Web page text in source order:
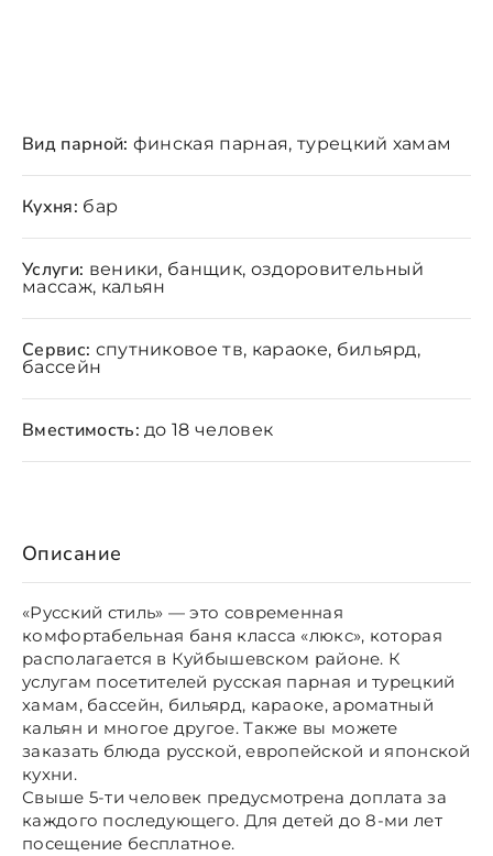
Описание
«Русский стиль» — это современная
комфортабельная баня класса «люкс», которая
располагается в Куйбышевском районе. К
услугам посетителей русская парная и турецкий
хамам, бассейн, бильярд, караоке, ароматный
кальян и многое другое. Также вы можете
заказать блюда русской, европейской и японской
кухни.
Свыше 5-ти человек предусмотрена доплата за
каждого последующего. Для детей до 8-ми лет
посещение бесплатное.
Вид парной: финская парная, турецкий хамам
Кухня: бар
Услуги: веники, банщик, оздоровительный
массаж, кальян
Сервис: спутниковое тв, караоке, бильярд,
бассейн
Вместимость: до 18 человек